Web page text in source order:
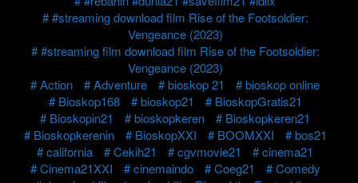
#streaming download film Rise of the Footsoldier:
Vengeance (2023)
#streaming film download film Rise of the Footsoldier:
Vengeance (2023)
Action
Adventure bioskop 21
bioskop online
Bioskop168
bioskop21
BioskopGratis21
Bioskopin21
bioskopkeren
Bioskopkeren21
Bioskopkerenin
BioskopXXI BOOMXXI
bos21
california
Cekih21 cgvmovie21
cinema21
Cinema21XXI
cinemaindo Coeg21
Comedy